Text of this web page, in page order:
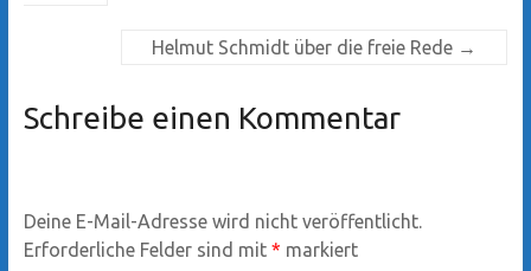
Helmut Schmidt über die freie Rede →
Schreibe einen Kommentar
Deine E-Mail-Adresse wird nicht veröffentlicht.
Erforderliche Felder sind mit * markiert